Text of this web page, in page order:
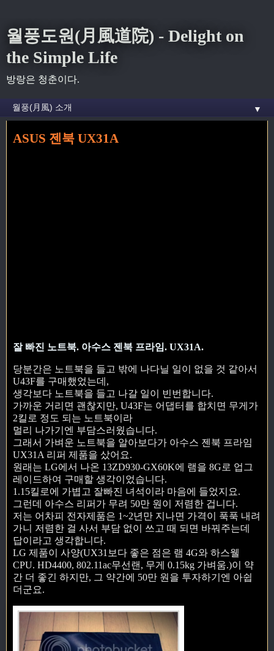
월풍도원(月風道院) - Delight on
the Simple Life
방랑은 청춘이다.
▼
홈» 리퍼 꼬리가 달린 글
ASUS 젠북 UX31A
잘 빠진 노트북. 아수스 젠북 프라임. UX31A.
당분간은 노트북을 들고 밖에 나다닐 일이 없을 것 같아서
U43F를 구매했었는데,
생각보다 노트북을 들고 나갈 일이 빈번합니다.
가까운 거리면 괜찮지만, U43F는 어댑터를 합치면 무게가
2킬로 정도 되는 노트북이라
멀리 나가기엔 부담스러웠습니다.
그래서 가벼운 노트북을 알아보다가 아수스 젠북 프라임
UX31A 리퍼 제품을 샀어요.
원래는 LG에서 나온 13ZD930-GX60K에 램을 8G로 업그
레이드하여 구매할 생각이었습니다.
1.15킬로에 가볍고 잘빠진 녀석이라 마음에 들었지요.
그런데 아수스 리퍼가 무려 50만 원이 저렴한 겁니다.
저는 어차피 전자제품은 1~2년만 지나면 가격이 푹푹 내려
가니 저렴한 걸 사서 부담 없이 쓰고 때 되면 바꿔주는데
답이라고 생각합니다.
LG 제품이 사양(UX31보다 좋은 점은 램 4G와 하스웰
CPU. HD4400, 802.11ac무선랜, 무게 0.15kg 가벼움.)이 약
간 더 좋긴 하지만, 그 약간에 50만 원을 투자하기엔 아쉽
더군요.